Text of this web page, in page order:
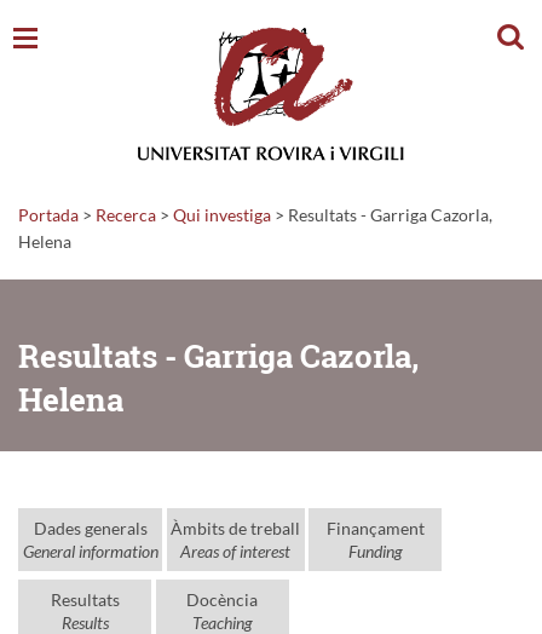
Portada > Recerca > Qui investiga > Resultats - Garriga Cazorla,
Helena
Resultats - Garriga Cazorla,
Helena
Dades generals
General information
Àmbits de treball
Areas of interest
Finançament
Funding
Resultats
Results
Docència
Teaching